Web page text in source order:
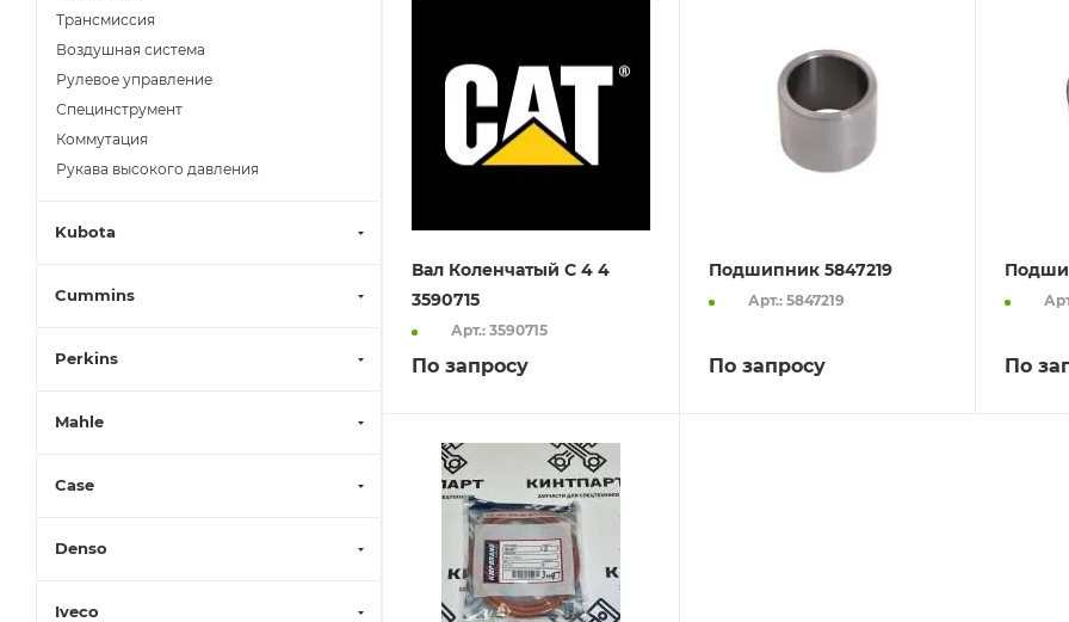
Вал Коленчатый C 4 4
3590715
Арт.: 3590715
По запросу
Подшипник 5847219
Арт.: 5847219
По запросу По
Трансмиссия
Воздушная система
Рулевое управление
Специнструмент
Коммутация
Рукава высокого давления
Kubota
Cummins
Perkins
Mahle
Case
Denso
Iveco